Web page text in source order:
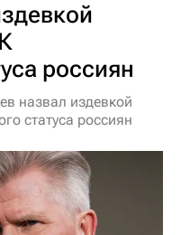
россиян
назвал издевкой
статуса россиян